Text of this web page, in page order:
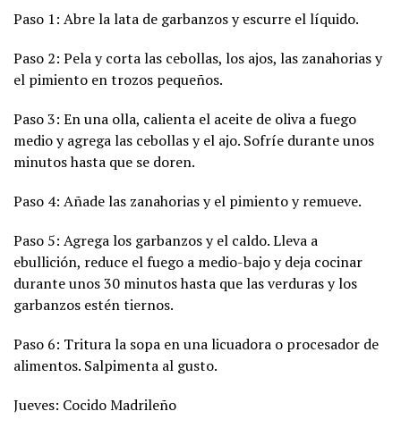
Paso 1: Abre la lata de garbanzos y escurre el líquido.
Paso 2: Pela y corta las cebollas, los ajos, las zanahorias y
el pimiento en trozos pequeños.
Paso 3: En una olla, calienta el aceite de oliva a fuego
medio y agrega las cebollas y el ajo. Sofríe durante unos
minutos hasta que se doren.
Paso 4: Añade las zanahorias y el pimiento y remueve.
Paso 5: Agrega los garbanzos y el caldo. Lleva a
ebullición, reduce el fuego a medio-bajo y deja cocinar
durante unos 30 minutos hasta que las verduras y los
garbanzos estén tiernos.
Paso 6: Tritura la sopa en una licuadora o procesador de
alimentos. Salpimenta al gusto.
Jueves: Cocido Madrileño